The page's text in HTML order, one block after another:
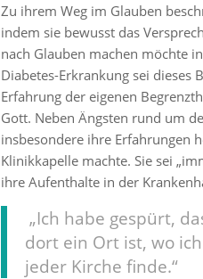
Zu ihrem Weg im Glauben
indem sie bewusst das
nach Glauben machen möchte
Diabetes-Erkrankung sei dieses
Erfahrung der eigenen
Gott. Neben Ängsten rund um
insbesondere ihre Erfahrungen
Klinikkapelle machte. Sie sei
ihre Aufenthalte in der
„Ich habe gespürt,
dort ein Ort ist, wo
jeder Kirche finde.“